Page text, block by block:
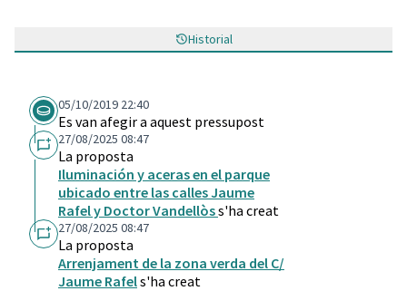
Historial
05/10/2019 22:40
Es van afegir a aquest pressupost
27/08/2025 08:47
La proposta
Iluminación y aceras en el parque
ubicado entre las calles Jaume
Rafel y Doctor Vandellòss'ha creat
27/08/2025 08:47
La proposta
Arrenjament de la zona verda del C/
Jaume Rafels'ha creat